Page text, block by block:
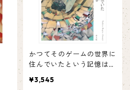
かつてそのゲームの世界に
住んでいたという記憶はど
り
¥3,545